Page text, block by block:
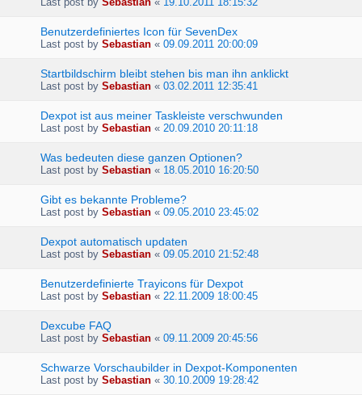
Benutzerdefiniertes Icon für SevenDex
Last post by Sebastian « 09.09.2011 20:00:09
Startbildschirm bleibt stehen bis man ihn anklickt
Last post by Sebastian « 03.02.2011 12:35:41
Dexpot ist aus meiner Taskleiste verschwunden
Last post by Sebastian « 20.09.2010 20:11:18
Was bedeuten diese ganzen Optionen?
Last post by Sebastian « 18.05.2010 16:20:50
Gibt es bekannte Probleme?
Last post by Sebastian « 09.05.2010 23:45:02
Dexpot automatisch updaten
Last post by Sebastian « 09.05.2010 21:52:48
Benutzerdefinierte Trayicons für Dexpot
Last post by Sebastian « 22.11.2009 18:00:45
Dexcube FAQ
Last post by Sebastian « 09.11.2009 20:45:56
Schwarze Vorschaubilder in Dexpot-Komponenten
Last post by Sebastian « 30.10.2009 19:28:42